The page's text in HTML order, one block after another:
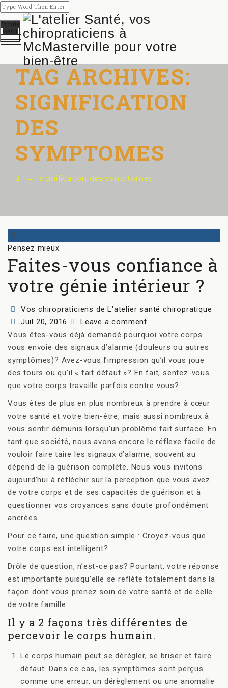
Toggle
menu
TAG ARCHIVES:
SIGNIFICATION
DES
SYMPTOMES
→ signification des symptomes
Categories
Pensez mieux
Faites-vous confiance à
votre génie intérieur ?
Author
Vos chiropraticiens de L'atelier santé chiropratique
Posted
on
Juil 20, 2016
Leave a comment
Vous êtes-vous déjà demandé pourquoi votre corps
vous envoie des signaux d’alarme (douleurs ou autres
symptômes)? Avez-vous l’impression qu’il vous joue
des tours ou qu’il « fait défaut »? En fait, sentez-vous
que votre corps travaille parfois contre vous?
Vous êtes de plus en plus nombreux à prendre à cœur
votre santé et votre bien-être, mais aussi nombreux à
vous sentir démunis lorsqu’un problème fait surface. En
tant que société, nous avons encore le réflexe facile de
vouloir faire taire les signaux d’alarme, souvent au
dépend de la guérison complète. Nous vous invitons
aujourd’hui à réfléchir sur la perception que vous avez
de votre corps et de ses capacités de guérison et à
questionner vos croyances sans doute profondément
ancrées.
Pour ce faire, une question simple : Croyez-vous que
votre corps est intelligent?
Drôle de question, n’est-ce pas? Pourtant, votre réponse
est importante puisqu’elle se reflète totalement dans la
façon dont vous prenez soin de votre santé et de celle
de votre famille.
Il y a 2 façons très différentes de
percevoir le corps humain.
Le corps humain peut se dérégler, se briser et faire
défaut. Dans ce cas, les symptômes sont perçus
comme une erreur, un dérèglement ou une anomalie